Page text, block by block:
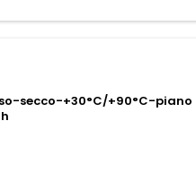
secco-+30°C/+90°C-piano